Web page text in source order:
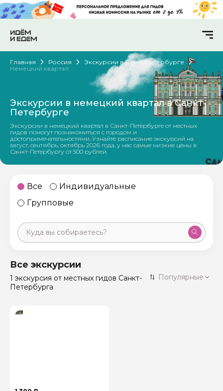
Главная Россия
Экскурсии в Санкт-Петербурге
Немецкий квартал
Экскурсии в немецкий квартал в Санкт-
Петербурге
Экскурсии в немецкий квартал в Санкт-Петербурге от местных
гидов помогут познакомиться с городом и
достопримечательностями. Узнайте расписание экскурсий на
август, сентябрь, октябрь 2026 года, у нас самые низкие цены в
Санкт-Петербургу от 500 рублей.
Все
Индивидуальные
Групповые
Санкт-Петербург
Россия
50 экскурсий
Все экскурсии
1 экскурсия от местных гидов Санкт-
Петербурга
Популярные